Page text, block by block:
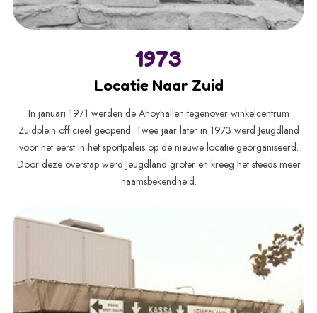
1973
Locatie Naar Zuid
In januari 1971 werden de Ahoyhallen tegenover winkelcentrum
Zuidplein officieel geopend. Twee jaar later in 1973 werd Jeugdland
voor het eerst in het sportpaleis op de nieuwe locatie georganiseerd.
Door deze overstap werd Jeugdland groter en kreeg het steeds meer
naamsbekendheid.